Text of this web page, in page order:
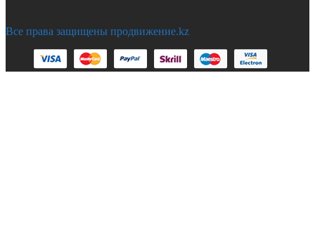
Все права защищены продвижение.kz